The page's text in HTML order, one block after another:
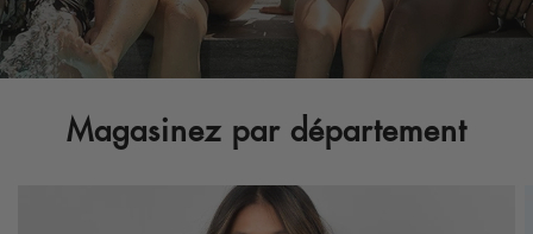
Magasinez par département